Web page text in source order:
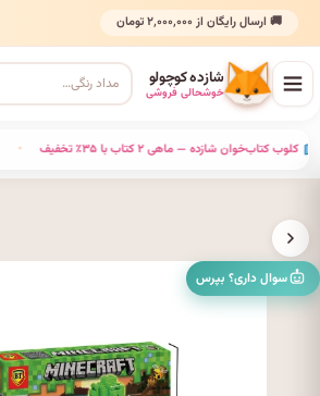
🚚 ارسال رایگان از ۲٬۰۰۰٬۰۰۰ تومان
شازده کوچولو
خوشحالی فروشی
کلوب کتاب‌خوان شازده — ماهی ۲ کتاب با ۳۵٪ تخفیف •
سوال داری؟ بپرس